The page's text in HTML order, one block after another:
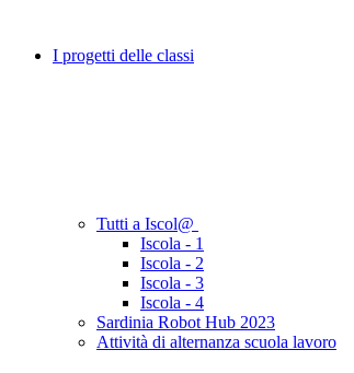
I progetti delle classi
Tutti a Iscol@
Iscola - 1
Iscola - 2
Iscola - 3
Iscola - 4
Sardinia Robot Hub 2023
Attività di alternanza scuola lavoro